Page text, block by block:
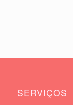
SERVIÇOS